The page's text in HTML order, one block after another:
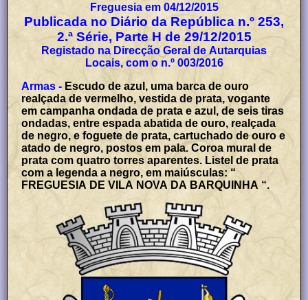
Freguesia em 04/12/2015
Publicada no Diário da República n.º 253,
2.ª Série, Parte H de 29/12/2015
Registado na Direcção Geral de Autarquias
Locais, com o n.º 003/2016
Armas - Escudo de azul, uma barca de ouro
realçada de vermelho, vestida de prata, vogante
em campanha ondada de prata e azul, de seis tiras
ondadas, entre espada abatida de ouro, realçada
de negro, e foguete de prata, cartuchado de ouro e
atado de negro, postos em pala. Coroa mural de
prata com quatro torres aparentes. Listel de prata
com a legenda a negro, em maiúsculas: “
FREGUESIA DE VILA NOVA DA BARQUINHA “.